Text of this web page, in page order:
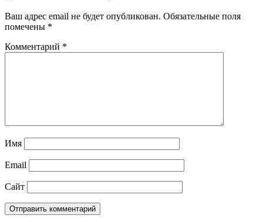
Ваш адрес email не будет опубликован. Обязательные поля
помечены *
Комментарий *
Имя
Email
Сайт